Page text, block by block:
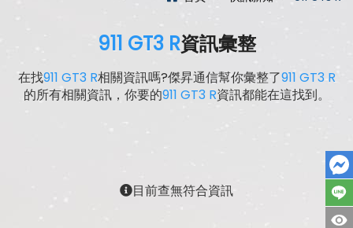
911 GT3 R資訊彙整
在找911 GT3 R相關資訊嗎?傑昇通信幫你彙整了911 GT3 R
的所有相關資訊，你要的911 GT3 R資訊都能在這找到。
目前查無符合資訊